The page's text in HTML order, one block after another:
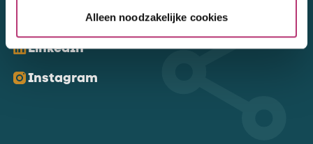
Alleen noodzakelijke cookies
Kom ons volgen
LinkedIn
Instagram